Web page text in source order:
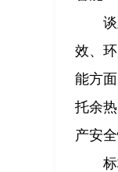
效、
能方
托余
产安